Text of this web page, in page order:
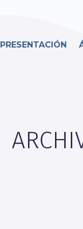
PRESENTACIÓN